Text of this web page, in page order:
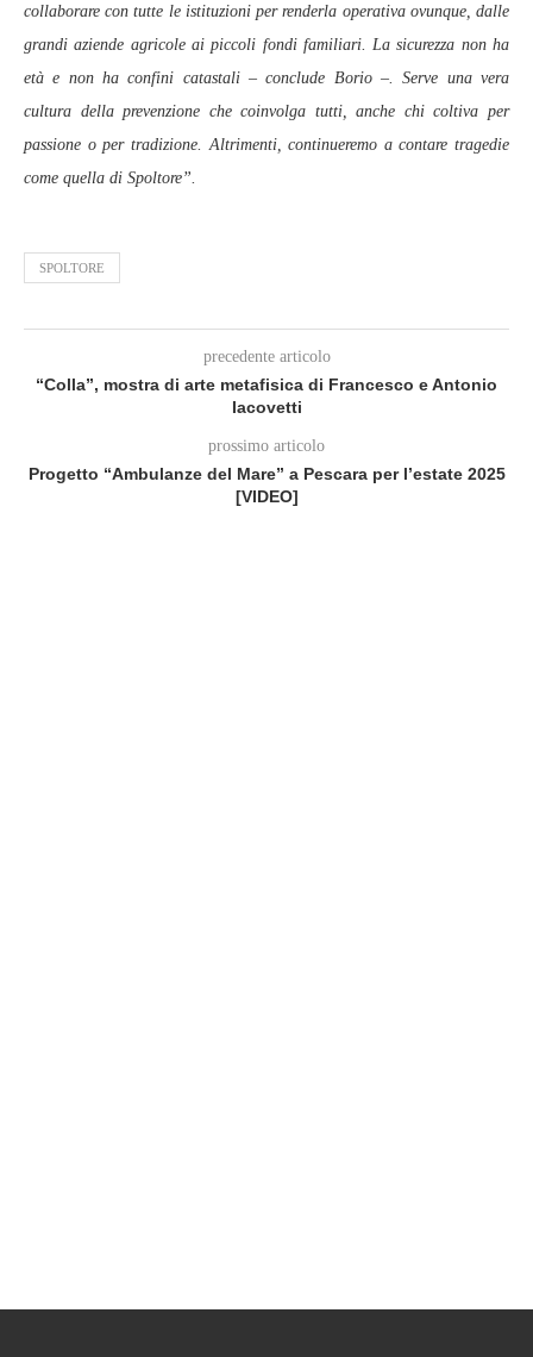
collaborare con tutte le istituzioni per renderla operativa ovunque, dalle
grandi aziende agricole ai piccoli fondi familiari. La sicurezza non ha
età e non ha confini catastali – conclude Borio –. Serve una vera
cultura della prevenzione che coinvolga tutti, anche chi coltiva per
passione o per tradizione. Altrimenti, continueremo a contare tragedie
come quella di Spoltore”.
SPOLTORE
precedente articolo
“Colla”, mostra di arte metafisica di Francesco e Antonio
Iacovetti
prossimo articolo
Progetto “Ambulanze del Mare” a Pescara per l’estate 2025
[VIDEO]